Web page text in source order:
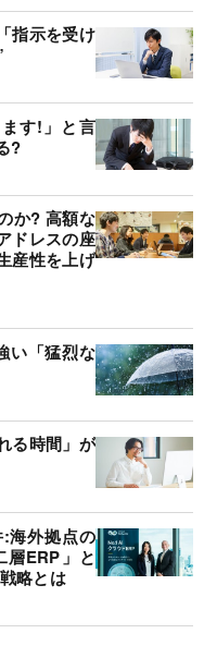
指示を受け
す!」と言
?
か? 高額な
ドレスの座
産性を上げ
い「猛烈な
る時間」が
海外拠点の
層ERP」と
略とは